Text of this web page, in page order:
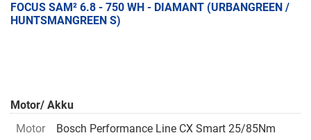
FOCUS SAM² 6.8 - 750 WH - DIAMANT (URBANGREEN /
HUNTSMANGREEN S)
Motor/ Akku
Motor
Bosch Performance Line CX Smart 25/85Nm